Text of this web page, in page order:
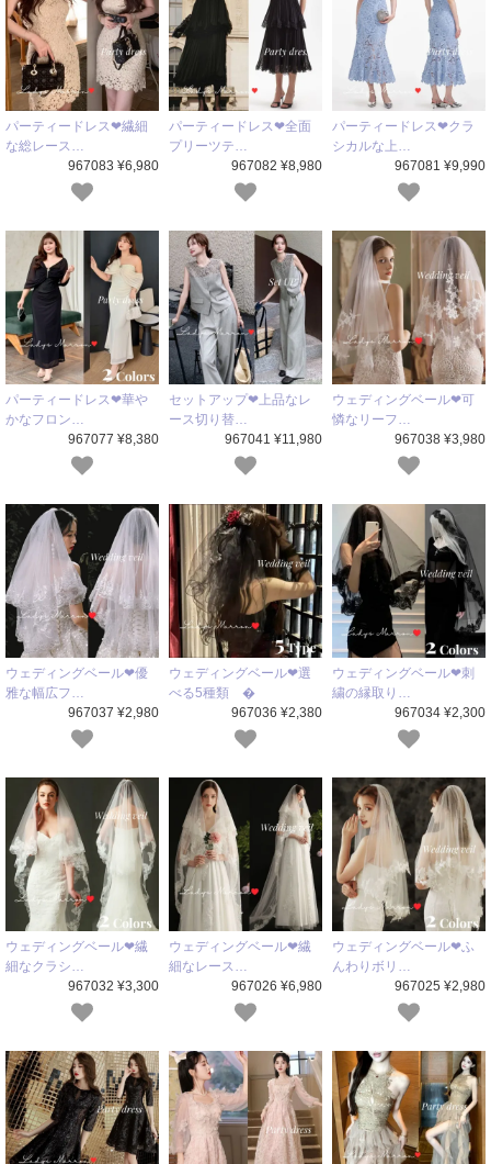
パーティードレス❤繊細
な総レース…
967083 ¥6,980
パーティードレス❤全面
プリーツテ…
967082 ¥8,980
パーティードレス❤クラ
シカルな上…
967081 ¥9,990
パーティードレス❤華や
かなフロン…
967077 ¥8,380
セットアップ❤上品なレ
ース切り替…
967041 ¥11,980
ウェディングベール❤可
憐なリーフ…
967038 ¥3,980
ウェディングベール❤優
雅な幅広フ…
967037 ¥2,980
ウェディングベール❤選
べる5種類 �
967036 ¥2,380
ウェディングベール❤刺
繍の縁取り…
967034 ¥2,300
ウェディングベール❤繊
細なクラシ…
967032 ¥3,300
ウェディングベール❤繊
細なレース…
967026 ¥6,980
ウェディングベール❤ふ
んわりボリ…
967025 ¥2,980